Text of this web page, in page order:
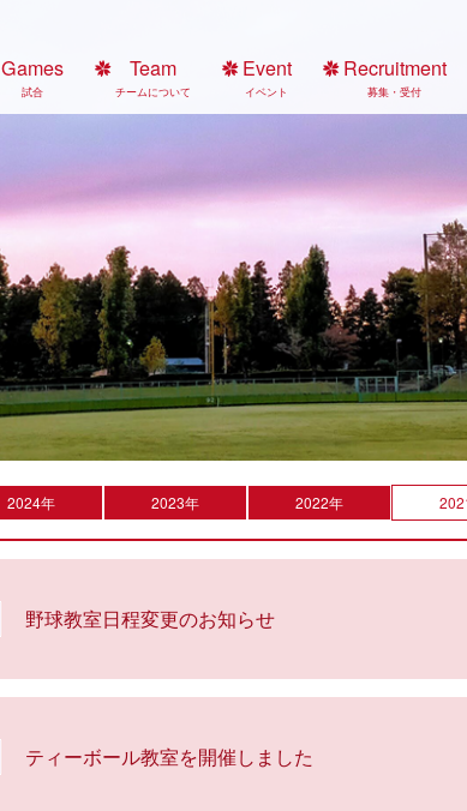
Games
試合
Team
チームについて
Event
イベント
Recruitment
募集・受付
2024年 2023年 2022年
野球教室日程変更のお知らせ
ティーボール教室を開催しました